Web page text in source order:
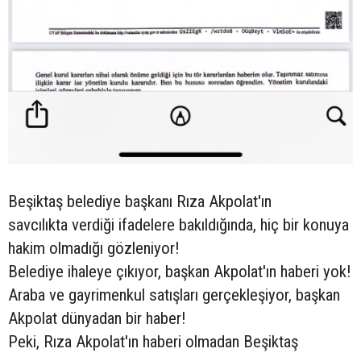
Beşiktaş belediye başkanı Rıza Akpolat'ın
savcılıkta verdiği ifadelere bakıldığında, hiç bir konuya
hakim olmadığı gözleniyor!
Belediye ihaleye çıkıyor, başkan Akpolat'ın haberi yok!
Araba ve gayrimenkul satışları gerçekleşiyor, başkan
Akpolat dünyadan bir haber!
Peki, Rıza Akpolat'ın haberi olmadan Beşiktaş